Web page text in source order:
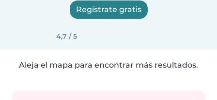
Regístrate gratis
4,7 / 5
Aleja el mapa para encontrar más resultados.